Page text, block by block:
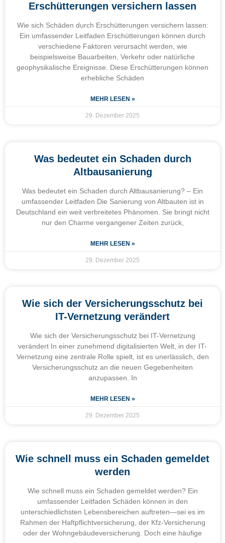
Erschütterungen versichern lassen
Wie sich Schäden durch Erschütterungen versichern lassen:
Ein umfassender Leitfaden Erschütterungen können durch
verschiedene Faktoren verursacht werden, wie
beispielsweise Bauarbeiten, Verkehr oder natürliche
geophysikalische Ereignisse. Diese Erschütterungen können
erhebliche Schäden
MEHR LESEN »
29. Dezember 2025
Was bedeutet ein Schaden durch
Altbausanierung
Was bedeutet ein Schaden durch Altbausanierung? – Ein
umfassender Leitfaden Die Sanierung von Altbauten ist in
Deutschland ein weit verbreitetes Phänomen. Sie bringt nicht
nur den Charme vergangener Zeiten zurück,
MEHR LESEN »
29. Dezember 2025
Wie sich der Versicherungsschutz bei
IT-Vernetzung verändert
Wie sich der Versicherungsschutz bei IT-Vernetzung
verändert In einer zunehmend digitalisierten Welt, in der IT-
Vernetzung eine zentrale Rolle spielt, ist es unerlässlich, den
Versicherungsschutz an die neuen Gegebenheiten
anzupassen. In
MEHR LESEN »
29. Dezember 2025
Wie schnell muss ein Schaden gemeldet
werden
Wie schnell muss ein Schaden gemeldet werden? Ein
umfassender Leitfaden Schäden können in den
unterschiedlichsten Lebensbereichen auftreten—sei es im
Rahmen der Haftpflichtversicherung, der Kfz-Versicherung
oder der Wohngebäudeversicherung. Doch eine häufige